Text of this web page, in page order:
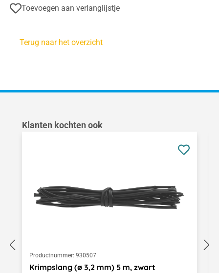
Toevoegen aan verlanglijstje
Terug naar het overzicht
Productgalerij overslaan
Klanten kochten ook
Productnummer: 930507
Krimpslang (ø 3,2 mm) 5 m, zwart